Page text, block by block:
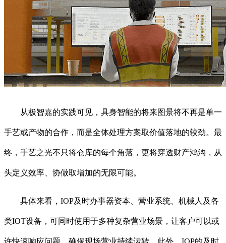
从极智嘉的实践可见，具身智能的将来图景将不再是单一
手艺或产物的合作，而是全体处理方案取价值落地的较劲。最
终，手艺之光不只将仓库的每个角落，更将穿透财产鸿沟，从
头定义效率、协做取增加的无限可能。
具体来看，IOP及时办事器资本、营业系统、机械人及各
类IOT设备，可同时使用于多种复杂营业场景，让客户可以或